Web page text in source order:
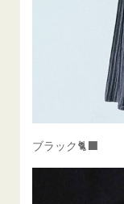
ブラック🐈‍⬛